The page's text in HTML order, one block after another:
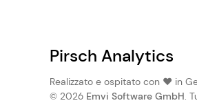
Pirsch Analytics
Realizzato e ospitato con ❤️ in
© 2026 Emvi Software GmbH.